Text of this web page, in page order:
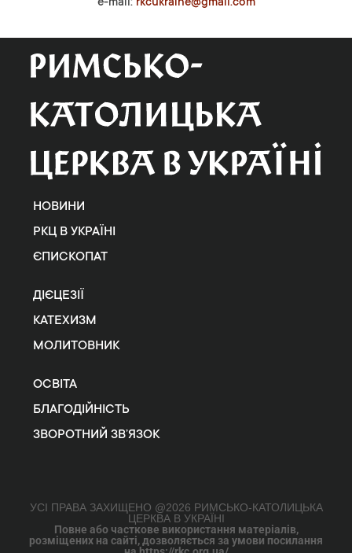
e-mail: rkcukraine@gmail.com
НОВИНИ
РКЦ В УКРАЇНІ
ЄПИСКОПАТ
ДІЄЦЕЗІЇ
КАТЕХИЗМ
МОЛИТОВНИК
ОСВІТА
БЛАГОДІЙНІСТЬ
ЗВОРОТНИЙ ЗВ’ЯЗОК
УСІ ПРАВА ЗАХИЩЕНО @2026 РИМСЬКО-КАТОЛИЦЬКА
ЦЕРКВА В УКРАЇНІ
Повне або часткове використання матеріалів,
розміщених на сайті, дозволяється за умови посилання